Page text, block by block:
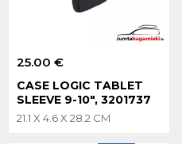
25.00 €
CASE LOGIC TABLET
SLEEVE 9-10", 3201737
21.1 X 4.6 X 28.2 CM